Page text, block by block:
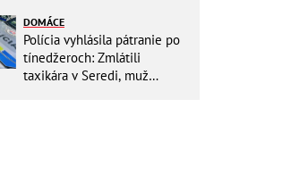
DOMÁCE
Polícia vyhlásila pátranie po
tínedžeroch: Zmlátili
taxikára v Seredi, muž